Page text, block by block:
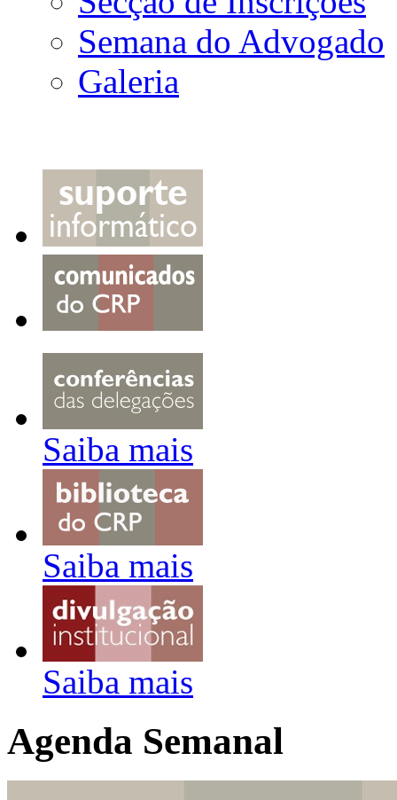
Semana do Advogado
Galeria
Saiba mais
Saiba mais
Saiba mais
Agenda Semanal